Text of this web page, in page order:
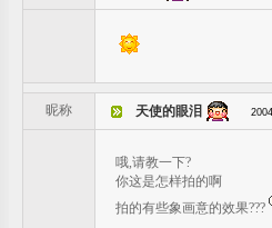
昵称 天使的眼泪
哦,请教一下?
你这是怎样拍的啊
拍的有些象画意的效果???